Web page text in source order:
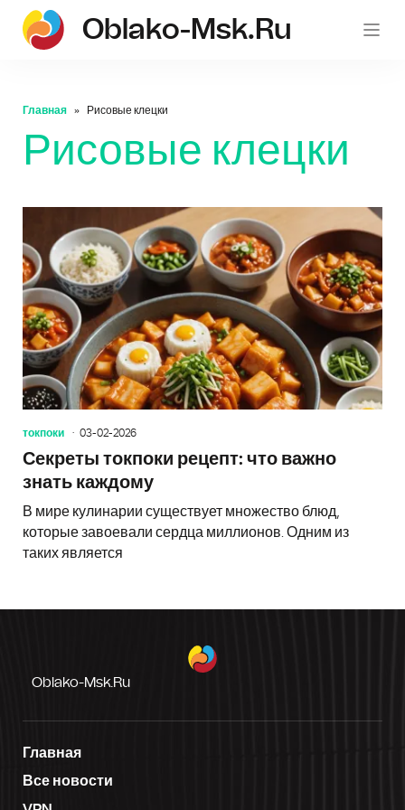
Oblako-Msk.ru
Главная Рисовые клецки
Рисовые клецки
токпоки 03-02-2026
Секреты токпоки рецепт: что важно
знать каждому
В мире кулинарии существует множество блюд,
которые завоевали сердца миллионов. Одним из
таких является
Oblako-Msk.ru
Главная
Все новости